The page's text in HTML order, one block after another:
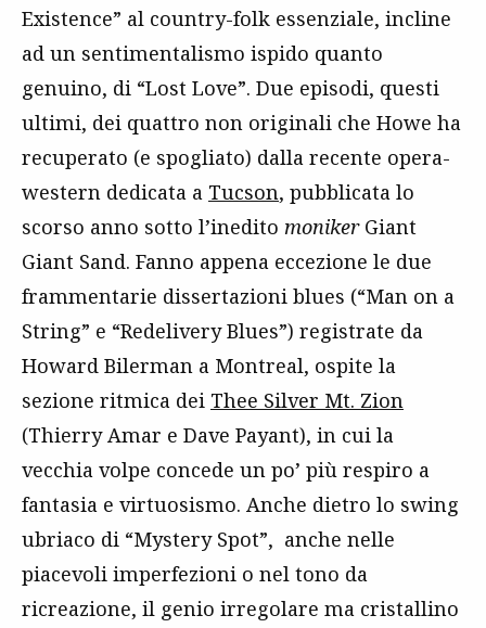
Existence” al country-folk essenziale, incline
ad un sentimentalismo ispido quanto
genuino, di “Lost Love”. Due episodi, questi
ultimi, dei quattro non originali che Howe ha
recuperato (e spogliato) dalla recente opera-
western dedicata a Tucson, pubblicata lo
scorso anno sotto l’inedito monikerGiant
Giant Sand. Fanno appena eccezione le due
frammentarie dissertazioni blues (“Man on a
String” e “Redelivery Blues”) registrate da
Howard Bilerman a Montreal, ospite la
sezione ritmica dei Thee Silver Mt. Zion
(Thierry Amar e Dave Payant), in cui la
vecchia volpe concede un po’ più respiro a
fantasia e virtuosismo. Anche dietro lo swing
ubriaco di “Mystery Spot”, anche nelle
piacevoli imperfezioni o nel tono da
ricreazione, il genio irregolare ma cristallino